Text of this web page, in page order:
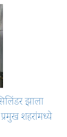
झाला
शहरांमध्ये